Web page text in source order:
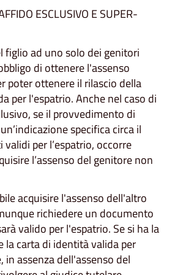
ESCLUSIVO E SUPER-
figlio ad uno solo dei genitori
di ottenere l'assenso
poter ottenere il rilascio della
per l'espatrio. Anche nel caso di
se il provvedimento di
specifica circa il
per l’espatrio, occorre
l’assenso del genitore non
acquisire l'assenso dell'altro
richiedere un documento
valido per l'espatrio. Se si ha la
la carta di identità valida per
assenza dell'assenso del